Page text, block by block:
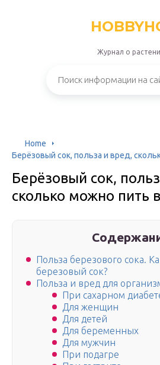
Журнал о
Home
Берёзовый сок, польза и вред,
Берёзовый сок,
сколько можно пить
Польза березового сока.
березовый сок?
Польза и вред для
При сахарном
Для женщин
Для детей
Для беременных
Для мужчин
При подагре